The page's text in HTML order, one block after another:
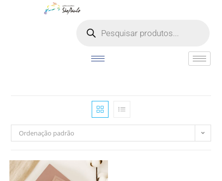
Ordenação padrão